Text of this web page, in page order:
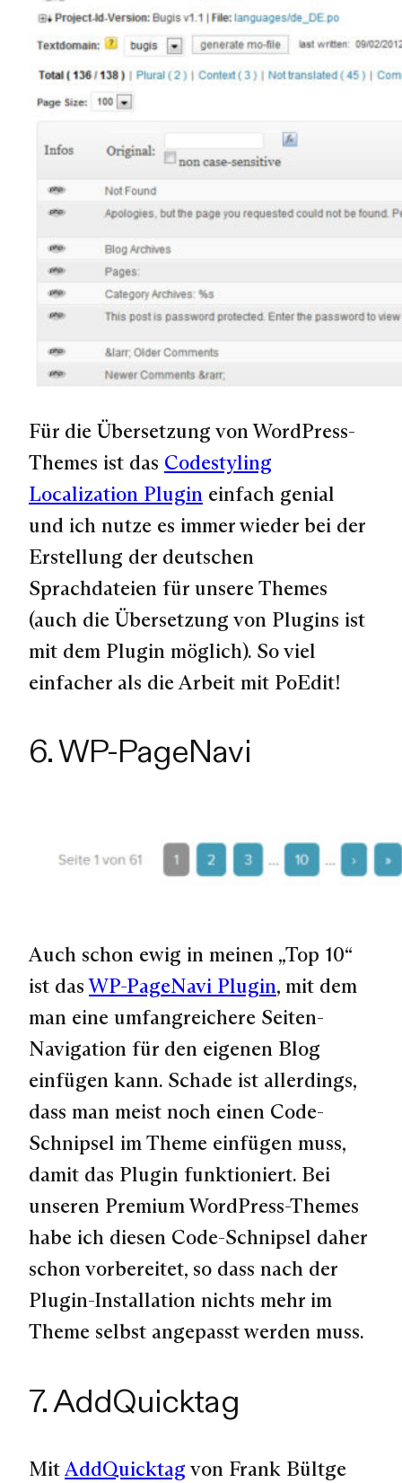
Für die Übersetzung von WordPress-
Themes ist das Codestyling
Localization Plugin einfach genial
und ich nutze es immer wieder bei der
Erstellung der deutschen
Sprachdateien für unsere Themes
(auch die Übersetzung von Plugins ist
mit dem Plugin möglich). So viel
einfacher als die Arbeit mit PoEdit!
6. WP-PageNavi
Auch schon ewig in meinen „Top 10“
ist dasWP-PageNavi Plugin, mit dem
man eine umfangreichere Seiten-
Navigation für den eigenen Blog
einfügen kann. Schade ist allerdings,
dass man meist noch einen Code-
Schnipsel im Theme einfügen muss,
damit das Plugin funktioniert. Bei
unseren Premium WordPress-Themes
habe ich diesen Code-Schnipsel daher
schon vorbereitet, so dass nach der
Plugin-Installation nichts mehr im
Theme selbst angepasst werden muss.
7. AddQuicktag
MitAddQuicktag von Frank Bültge